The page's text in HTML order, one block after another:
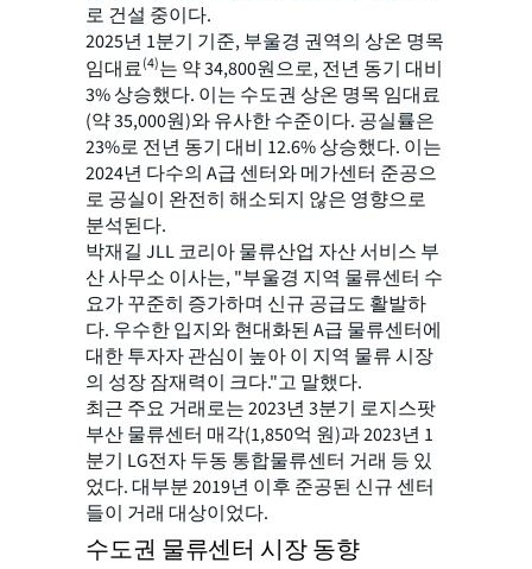
로 건설 중이다.
2025년 1분기 기준, 부울경 권역의 상온 명목
임대료(4)는 약 34,800원으로, 전년 동기 대비
3% 상승했다. 이는 수도권 상온 명목 임대료
(약 35,000원)와 유사한 수준이다. 공실률은
23%로 전년 동기 대비 12.6% 상승했다. 이는
2024년 다수의 A급 센터와 메가센터 준공으
로 공실이 완전히 해소되지 않은 영향으로
분석된다.
박재길 JLL 코리아 물류산업 자산 서비스 부
산 사무소 이사는, "부울경 지역 물류센터 수
요가 꾸준히 증가하며 신규 공급도 활발하
다. 우수한 입지와 현대화된 A급 물류센터에
대한 투자자 관심이 높아 이 지역 물류 시장
의 성장 잠재력이 크다."고 말했다.
최근 주요 거래로는 2023년 3분기 로지스팟
부산 물류센터 매각(1,850억 원)과 2023년 1
분기 LG전자 두동 통합물류센터 거래 등 있
었다. 대부분 2019년 이후 준공된 신규 센터
들이 거래 대상이었다.
수도권 물류센터 시장 동향